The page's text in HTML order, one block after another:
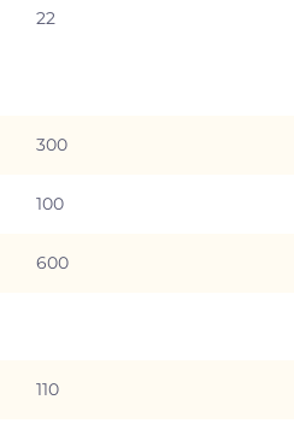
22
300
100
600
110